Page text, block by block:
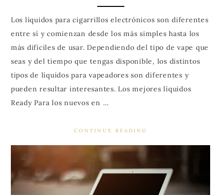
Los líquidos para cigarrillos electrónicos son diferentes
entre sí y comienzan desde los más simples hasta los
más difíciles de usar. Dependiendo del tipo de vape que
seas y del tiempo que tengas disponible, los distintos
tipos de líquidos para vapeadores son diferentes y
pueden resultar interesantes. Los mejores líquidos
Ready Para los nuevos en …
CONTINUE READING